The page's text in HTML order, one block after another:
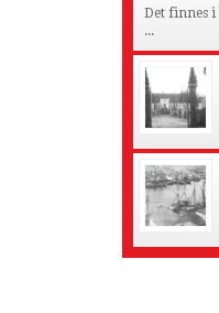
Det finnes i
...